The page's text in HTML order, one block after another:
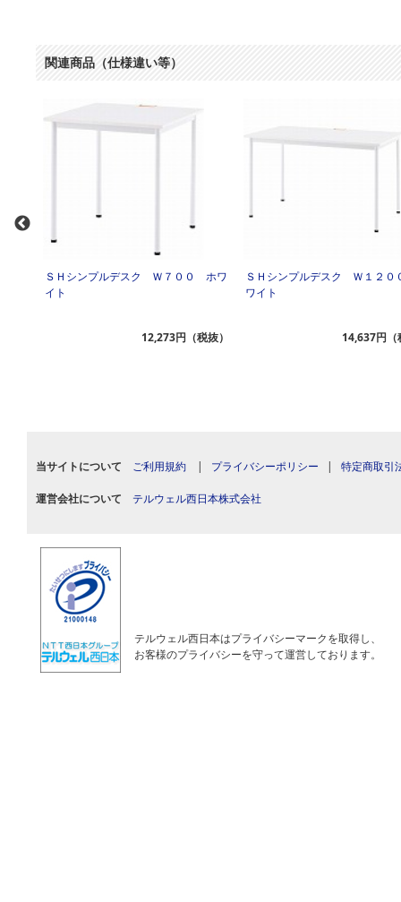
関連商品（仕様違い等）
ＳＨシンプルデスク Ｗ７００ ホワ
イト
12,273円（税抜）
ＳＨシンプルデスク Ｗ１２
ワイト
14,637円（
当サイトについて ご利用規約 | プライバシーポリシー | 特定商取引
運営会社について テルウェル西日本株式会社
テルウェル西日本はプライバシーマークを取得し、
お客様のプライバシーを守って運営しております。